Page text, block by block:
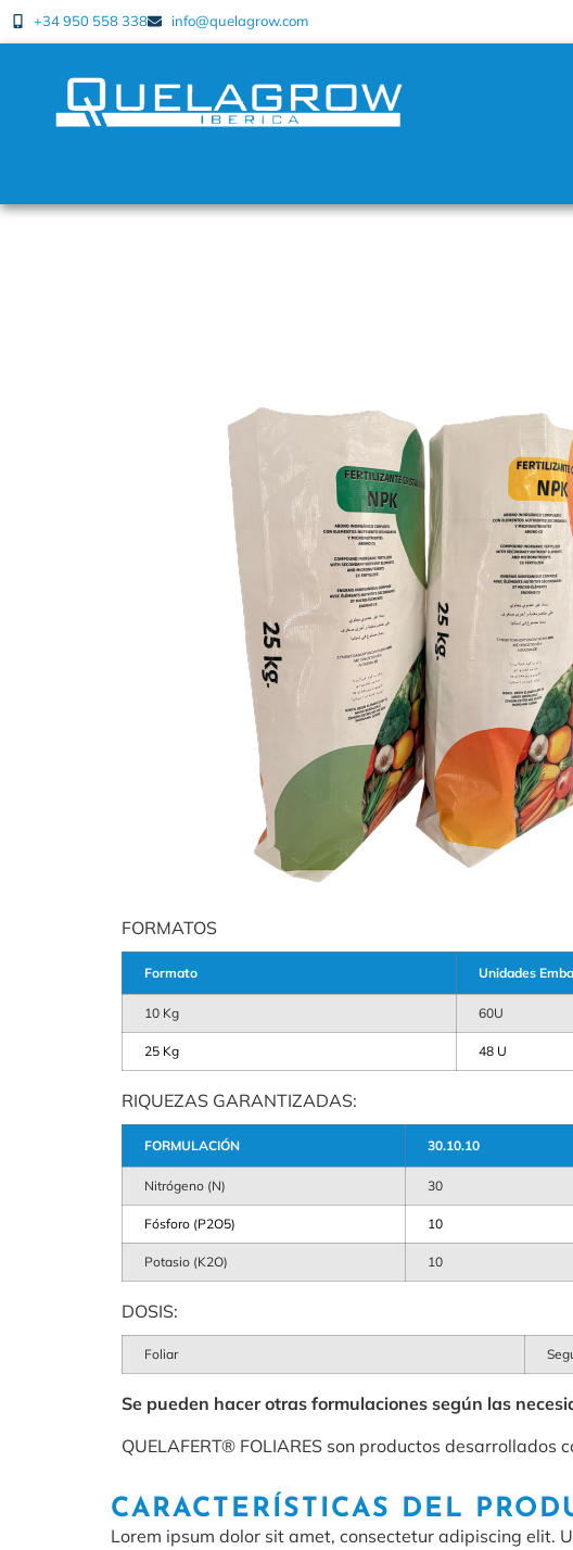
+34 950 558 338 info@quelagrow.com
FORMATOS
Formato Unidades
10 Kg 60U
25 Kg 48 U
RIQUEZAS GARANTIZADAS:
FORMULACIÓN 30.10.10
Nitrógeno (N) 30
Fósforo (P2O5) 10
Potasio (K2O) 10
DOSIS:
Foliar
Se pueden hacer otras formulaciones según las
QUELAFERT® FOLIARES son productos
CARACTERÍSTICAS DEL
Lorem ipsum dolor sit amet, consectetur adipiscing elit.